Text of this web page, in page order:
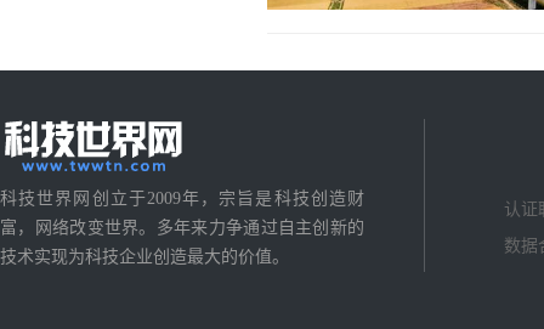
科技世界网创立于2009年，宗旨是科技创造财
富，网络改变世界。多年来力争通过自主创新的
技术实现为科技企业创造最大的价值。
认证
数据